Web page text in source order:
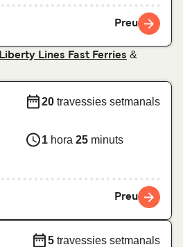
Preu
Liberty Lines Fast Ferries &
20 travessies setmanals
1 hora 25 minuts
Preu
5 travessies setmanals